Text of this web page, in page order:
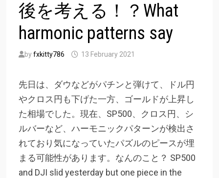
後を考える！？What
harmonic patterns say
byfxkitty786 13 February 2021
先日は、ダウなどがパチンと弾けて、ドル円
やクロス円も下げた一方、ゴールドが上昇し
た相場でした。現在、SP500、クロス円、シ
ルバーなど、ハーモニックパターンが検出さ
れており気になっていたパズルのピースが埋
まる可能性があります。なんのこと？ SP500
and DJI slid yesterday but one piece in the